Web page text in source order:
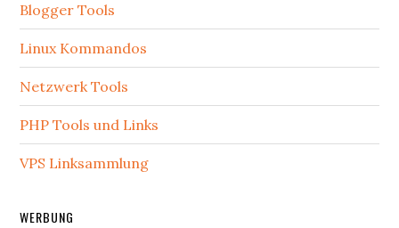
Blogger Tools
Linux Kommandos
Netzwerk Tools
PHP Tools und Links
VPS Linksammlung
WERBUNG